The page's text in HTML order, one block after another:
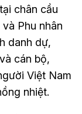
chân cầu
Phu nhân
danh dự,
cán bộ,
Việt Nam
nhiệt.